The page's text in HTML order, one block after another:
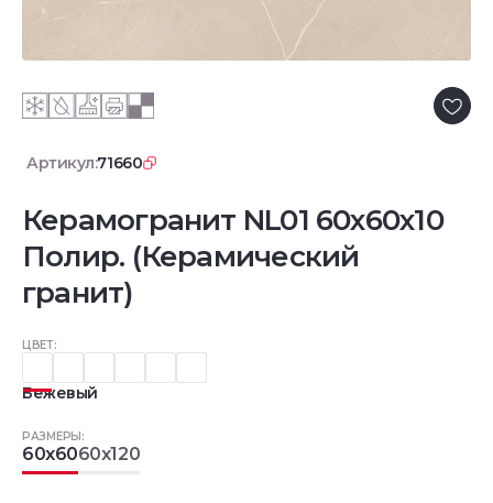
Артикул:71660
Керамогранит NL01 60x60x10
Полир. (Керамический
гранит)
ЦВЕТ:
Бежевый
РАЗМЕРЫ:
60x6060x120